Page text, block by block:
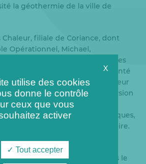
la géothermie de la ville de
Chaleur, filiale de Coriance, dont
Opérationnel, Michael,
et Hugo, Chargé d’Affaires
cette visite et ainsi présenté
d’un réseau de chaleur
de la géothermie. Cette immersion
formation des étudiants et leur
les ressources énergétiques,
disponibles sur le territoire.
de sécurité, les visiteurs ont
la centrale créée en 1994 dans le
X
utilise des cookies
donne le contrôle
ceux que vous
activer
Tout accepter